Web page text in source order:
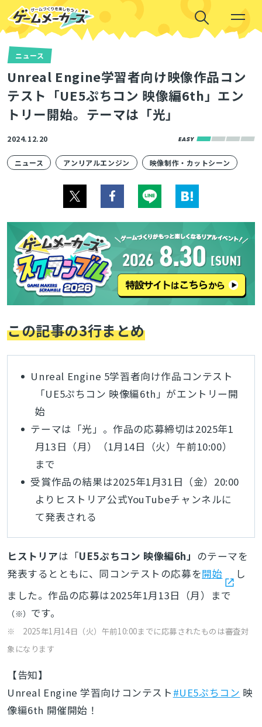
ニュース
Unreal Engine学習者向け映像作品コン
テスト「UE5ぷちコン 映像編6th」エン
トリー開始。テーマは「光」
2024.12.20
ニュース アンリアルエンジン 映像制作・カットシーン
この記事の3行まとめ
Unreal Engine 5学習者向け作品コンテスト
「UE5ぷちコン 映像編6th」がエントリー開
始
テーマは「光」。作品の応募締切は2025年1
月13日（月）（1月14日（火）午前10:00）
まで
受賞作品の結果は2025年1月31日（金）20:00
よりヒストリア公式YouTubeチャンネルに
て発表される
ヒストリアは「UE5ぷちコン 映像編6h」 のテーマを
発表するとともに、同コンテストの応募を開始
し
ました。作品の応募は2025年1月13日（月）まで
（※） です。
※ 2025年1月14日（火）午前10:00までに応募されたものは審査対
象になります
【告知】
Unreal Engine 学習向けコンテスト #UE5ぷちコン 映
像編6th 開催開始！